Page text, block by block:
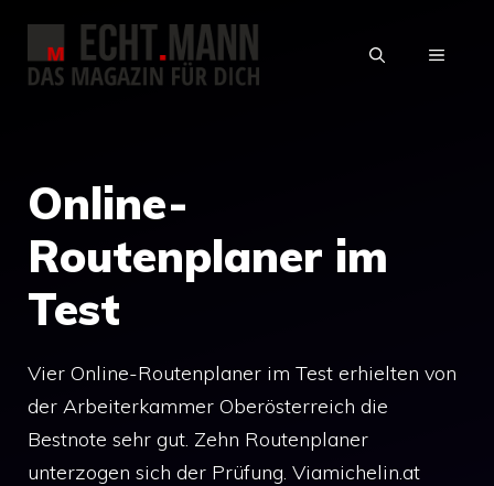
Inhalt
springen
MENÜ
Online-
Routenplaner im
Test
Vier Online-Routenplaner im Test erhielten von
der Arbeiterkammer Oberösterreich die
Bestnote sehr gut. Zehn Routenplaner
unterzogen sich der Prüfung. Viamichelin.at